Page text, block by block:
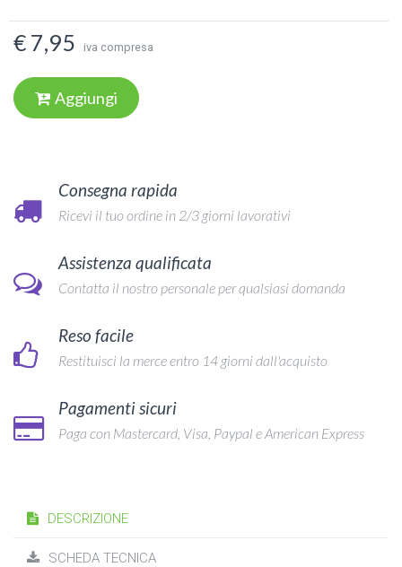
€ 7,95 iva compresa
Aggiungi
Consegna rapida
Ricevi il tuo ordine in 2/3 giorni lavorativi
Assistenza qualificata
Contatta il nostro personale per qualsiasi domanda
Reso facile
Restituisci la merce entro 14 giorni dall'acquisto
Pagamenti sicuri
Paga con Mastercard, Visa, Paypal e American Express
DESCRIZIONE
SCHEDA TECNICA